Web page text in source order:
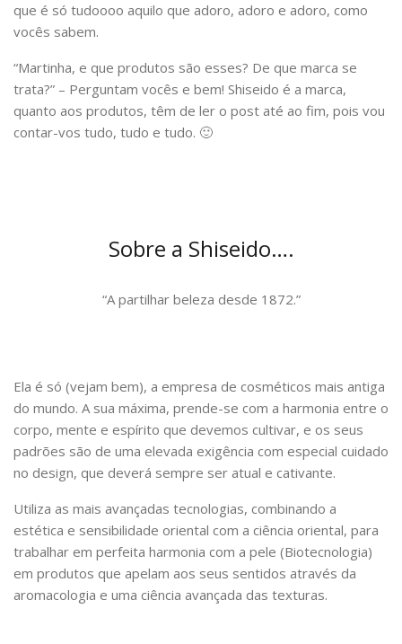
que é só tudoooo aquilo que adoro, adoro e adoro, como
vocês sabem.
“Martinha, e que produtos são esses? De que marca se
trata?” – Perguntam vocês e bem! Shiseido é a marca,
quanto aos produtos, têm de ler o post até ao fim, pois vou
contar-vos tudo, tudo e tudo. 🙂
Sobre a Shiseido….
“A partilhar beleza desde 1872.”
Ela é só (vejam bem), a empresa de cosméticos mais antiga
do mundo. A sua máxima, prende-se com a harmonia entre o
corpo, mente e espírito que devemos cultivar, e os seus
padrões são de uma elevada exigência com especial cuidado
no design, que deverá sempre ser atual e cativante.
Utiliza as mais avançadas tecnologias, combinando a
estética e sensibilidade oriental com a ciência oriental, para
trabalhar em perfeita harmonia com a pele (Biotecnologia)
em produtos que apelam aos seus sentidos através da
aromacologia e uma ciência avançada das texturas.